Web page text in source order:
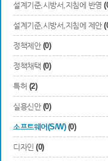
설계기준,시방서,지침에 반영
설계기준,시방서,지침에 제안
정책제안 (0)
정책채택 (0)
특허 (2)
실용신안 (0)
소프트웨어(S/W) (0)
디자인 (0)